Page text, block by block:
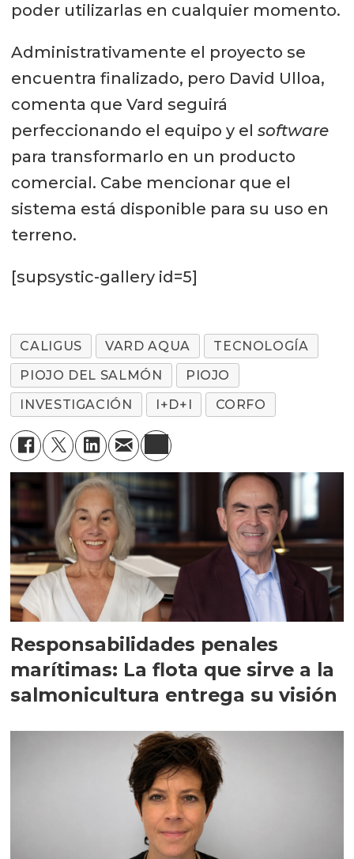
poder utilizarlas en cualquier momento.
Administrativamente el proyecto se
encuentra finalizado, pero David Ulloa,
comenta que Vard seguirá
perfeccionando el equipo y el software
para transformarlo en un producto
comercial. Cabe mencionar que el
sistema está disponible para su uso en
terreno.
[supsystic-gallery id=5]
CALIGUS VARD AQUA
TECNOLOGÍA
PIOJO DEL SALMÓN
PIOJO
INVESTIGACIÓN
I+D+I CORFO
Responsabilidades penales
marítimas: La flota que sirve a la
salmonicultura entrega su visión